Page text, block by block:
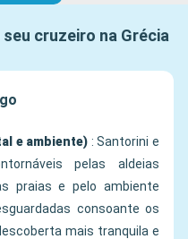
cruzeiro na Grécia
e ambiente) : Santorini e
pelas aldeias
praias e pelo ambiente
consoante os
mais tranquila e